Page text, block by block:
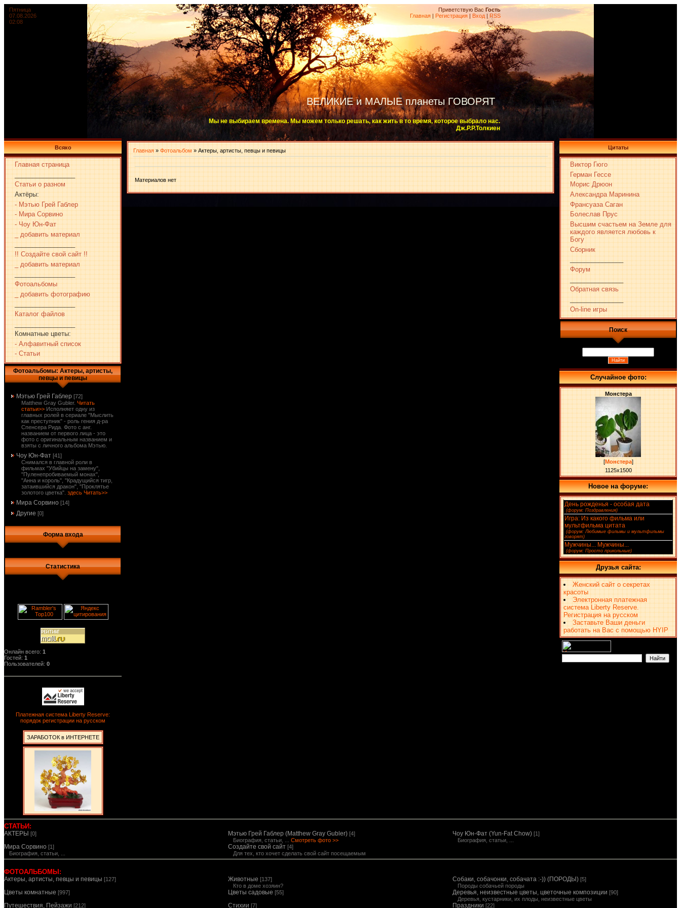
Пятница
07.08.2026
02:08
Приветствую Вас Гость
Главная | Регистрация | Вход | RSS
ВЕЛИКИЕ и МАЛЫЕ планеты ГОВОРЯТ
Мы не выбираем времена. Мы можем только решать, как жить в то время, которое выбрало нас.
Дж.Р.Р.Толкиен
Всяко
Главная страница
Статьи о разном
Актёры:
- Мэтью Грей Габлер
- Мира Сорвино
- Чоу Юн-Фат
_ добавить материал
!! Создайте свой сайт !!
_ добавить материал
Фотоальбомы
_ добавить фотографию
Каталог файлов
Комнатные цветы:
- Алфавитный список
- Статьи
Фотоальбомы: Актеры, артисты,
певцы и певицы
Мэтью Грей Габлер [72]
Matthew Gray Gubler. Читать
статьи>> Исполняет одну из
главных ролей в сериале "Мыслить
как преступник" - роль гения д-ра
Спенсера Рида. Фото с анг.
названием от первого лица - это
фото с оригинальным названием и
взяты с личного альбома Мэтью.
Чоу Юн-Фат [41]
Снимался в главной роли в
фильмах "Убийцы на замену",
"Пуленепробиваемый монах",
"Анна и король", "Крадущийся тигр,
затаившийся дракон", "Проклятье
золотого цветка". здесь Читать>>
Мира Сорвино [14]
Другие [0]
Форма входа
Статистика
Онлайн всего: 1
Гостей: 1
Пользователей: 0
Платежная система Liberty Reserve:
порядок регистрации на русском
ЗАРАБОТОК в ИНТЕРНЕТЕ
Главная » Фотоальбом » Актеры, артисты, певцы и певицы
Материалов нет
Цитаты
Виктор Гюго
Герман Гессе
Морис Дрюон
Александра Маринина
Франсуаза Саган
Болеслав Прус
Высшим счастьем на Земле для
каждого является любовь к
Богу
Сборник
Форум
Обратная связь
On-line игры
Поиск
Случайное фото:
Монстера
[Монстера]
1125x1500
Новое на форуме:
День рожденья - особая дата
(форум: Поздравления)
Игра: Из какого фильма или
мультфильма цитата
(форум: Любимые фильмы и мультфильмы
говорят)
Мужчины... Мужчины...
(форум: Просто прикольные)
Друзья сайта:
Женский сайт о секретах
красоты
Электронная платежная
система Liberty Reserve.
Регистрация на русском
Заставьте Ваши деньги
работать на Вас с помощью HYIP
СТАТЬИ:
АКТЕРЫ [0] Мэтью Грей Габлер (Matthew Gray Gubler) [4]
Биография, статьи, ... Смотреть фото >>
Чоу Юн-Фат (Yun-Fat Chow) [1]
Биография, статьи, ...
Мира Сорвино [1]
Биография, статьи, ...
Создайте свой сайт [4]
Для тех, кто хочет сделать свой сайт посещаемым
ФОТОАЛЬБОМЫ:
Актеры, артисты, певцы и певицы [127] Животные [137]
Кто в доме хозяин?
Собаки, собачонки, собачата :-)) (ПОРОДЫ) [5]
Породы собачьей породы
Цветы комнатные [997] Цветы садовые [55] Деревья, неизвестные цветы, цветочные композиции [90]
Деревья, кустарники, их плоды, неизвестные цветы
Путешествия, Пейзажи [212] Стихии [7] Праздники [22]